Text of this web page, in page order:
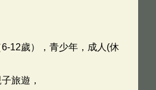
12歲），青少年，成人(休
旅遊，